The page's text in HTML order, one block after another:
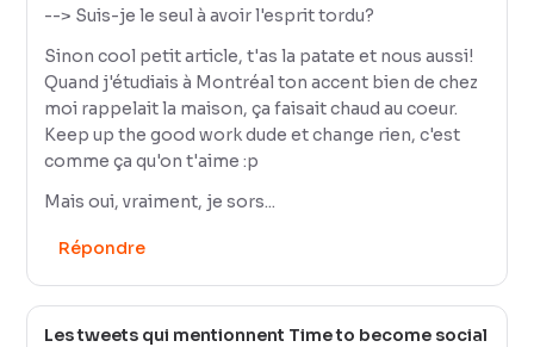
--> Suis-je le seul à avoir l'esprit tordu?
Sinon cool petit article, t'as la patate et nous aussi!
Quand j'étudiais à Montréal ton accent bien de chez
moi rappelait la maison, ça faisait chaud au coeur.
Keep up the good work dude et change rien, c'est
comme ça qu'on t'aime :p
Mais oui, vraiment, je sors...
Répondre
Les tweets qui mentionnent Time to become social